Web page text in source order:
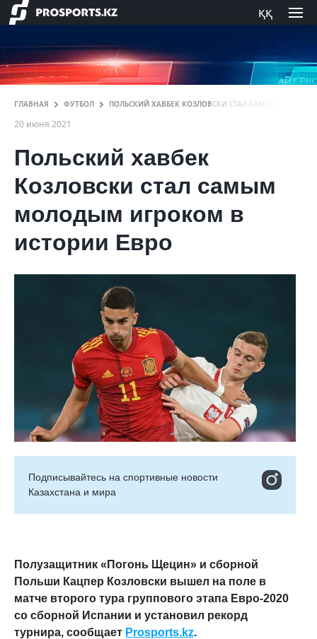
ққ
ГЛАВНАЯ ФУТБОЛ ПОЛЬСКИЙ ХАВБЕК КОЗЛОВСКИ СТАЛ САМЫМ
20 июня 2021
Польский хавбек
Козловски стал самым
молодым игроком в
истории Евро
Подписывайтесь на cпортивные новости
Казахстана и мира
Полузащитник «Погонь Щецин» и сборной
Польши Кацпер Козловски вышел на поле в
матче второго тура группового этапа Евро-2020
со сборной Испании и установил рекорд
турнира, сообщает Prosports.kz.